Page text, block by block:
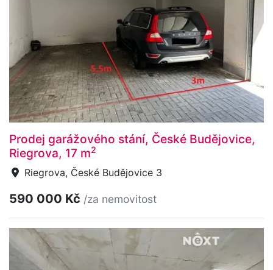
Prodej garážového stání, České Budějovice,
Riegrova, 17 m2
Riegrova, České Budějovice 3
590 000 Kč /za nemovitost